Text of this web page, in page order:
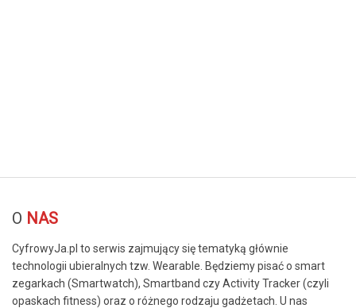
O NAS
CyfrowyJa.pl to serwis zajmujący się tematyką głównie
technologii ubieralnych tzw. Wearable. Będziemy pisać o smart
zegarkach (Smartwatch), Smartband czy Activity Tracker (czyli
opaskach fitness) oraz o różnego rodzaju gadżetach. U nas